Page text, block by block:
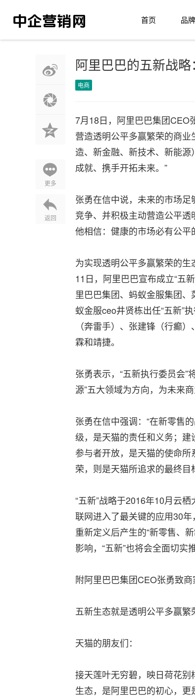
首页 品牌
更多
返回
阿里巴巴的五新战
电商
7月18日，阿里巴巴集团CEO
营造透明公平多赢繁荣的商
造、新金融、新技术、新能源
成就、携手开拓未来。”
张勇在信中说，未来的市场
竞争、并积极主动营造公平透
他相信：健康的市场必有公平
为实现透明公平多赢繁荣的
11日，阿里巴巴宣布成立“五
里巴巴集团、蚂蚁金服集团
蚁金服ceo井贤栋出任“五新”
（奔雷手）、张建锋（行癫
霖和靖捷。
张勇表示，“五新执行委员会
源”五大领域为方向，为未来
张勇在信中强调：“在新零售
级，是天猫的责任和义务；
参与者开放，是天猫的使命
荣，则是天猫所追求的最终目
“五新”战略于2016年10月云
联网进入了最关键的应用30
重新定义后产生的“新零售、
影响，“五新”也将会全面切实
附阿里巴巴集团CEO张勇致
五新生态就是透明公平多赢繁
天猫的朋友们：
接天莲叶无穷碧，映日荷花
生态，是阿里巴巴的初心，